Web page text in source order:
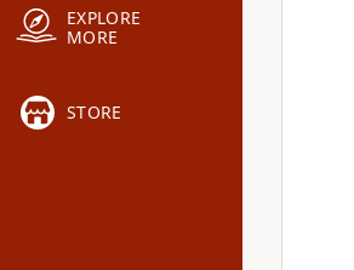
EXPLORE
MORE
STORE